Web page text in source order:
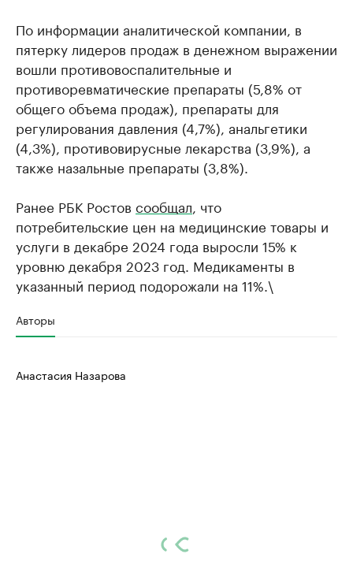
По информации аналитической компании, в
пятерку лидеров продаж в денежном выражении
вошли противовоспалительные и
противоревматические препараты (5,8% от
общего объема продаж), препараты для
регулирования давления (4,7%), анальгетики
(4,3%), противовирусные лекарства (3,9%), а
также назальные препараты (3,8%).
Ранее РБК Ростов сообщал , что
потребительские цен на медицинские товары и
услуги в декабре 2024 года выросли 15% к
уровню декабря 2023 год. Медикаменты в
указанный период подорожали на 11%.\
Авторы
Анастасия Назарова